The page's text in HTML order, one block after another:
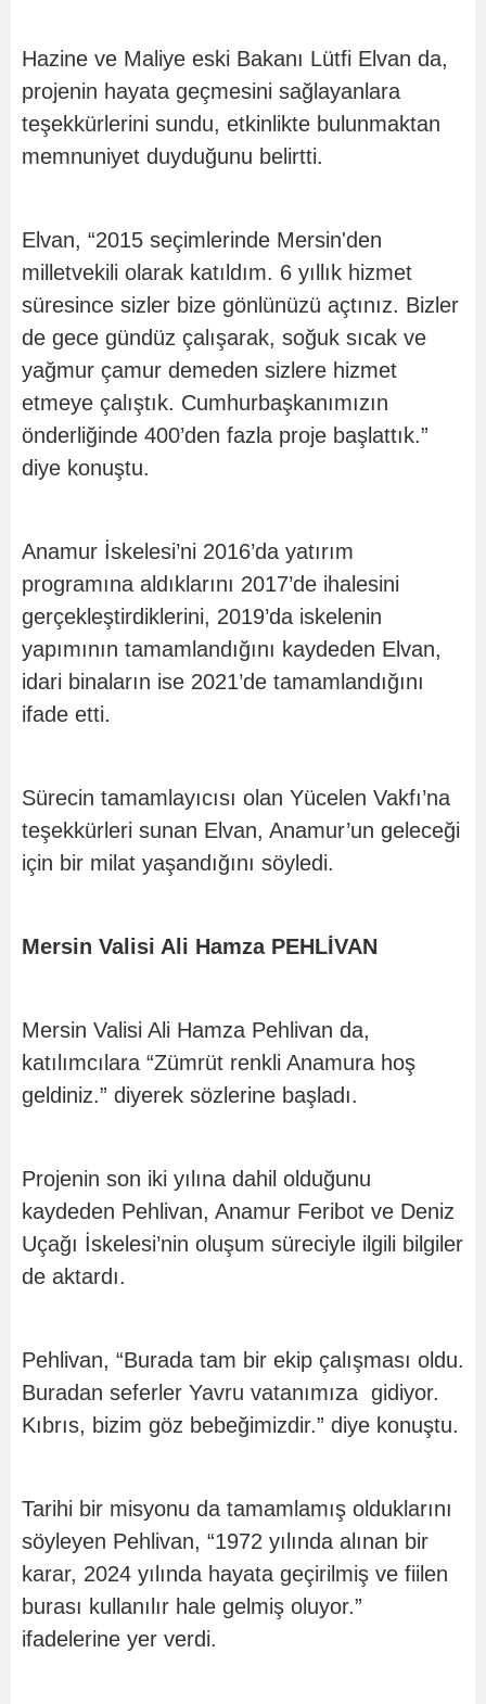
Hazine ve Maliye eski Bakanı Lütfi Elvan da,
projenin hayata geçmesini sağlayanlara
teşekkürlerini sundu, etkinlikte bulunmaktan
memnuniyet duyduğunu belirtti.
Elvan, “2015 seçimlerinde Mersin'den
milletvekili olarak katıldım. 6 yıllık hizmet
süresince sizler bize gönlünüzü açtınız. Bizler
de gece gündüz çalışarak, soğuk sıcak ve
yağmur çamur demeden sizlere hizmet
etmeye çalıştık. Cumhurbaşkanımızın
önderliğinde 400’den fazla proje başlattık.”
diye konuştu.
Anamur İskelesi’ni 2016’da yatırım
programına aldıklarını 2017’de ihalesini
gerçekleştirdiklerini, 2019’da iskelenin
yapımının tamamlandığını kaydeden Elvan,
idari binaların ise 2021’de tamamlandığını
ifade etti.
Sürecin tamamlayıcısı olan Yücelen Vakfı’na
teşekkürleri sunan Elvan, Anamur’un geleceği
için bir milat yaşandığını söyledi.
Mersin Valisi Ali Hamza PEHLİVAN
Mersin Valisi Ali Hamza Pehlivan da,
katılımcılara “Zümrüt renkli Anamura hoş
geldiniz.” diyerek sözlerine başladı.
Projenin son iki yılına dahil olduğunu
kaydeden Pehlivan, Anamur Feribot ve Deniz
Uçağı İskelesi’nin oluşum süreciyle ilgili bilgiler
de aktardı.
Pehlivan, “Burada tam bir ekip çalışması oldu.
Buradan seferler Yavru vatanımıza gidiyor.
Kıbrıs, bizim göz bebeğimizdir.” diye konuştu.
Tarihi bir misyonu da tamamlamış olduklarını
söyleyen Pehlivan, “1972 yılında alınan bir
karar, 2024 yılında hayata geçirilmiş ve fiilen
burası kullanılır hale gelmiş oluyor.”
ifadelerine yer verdi.